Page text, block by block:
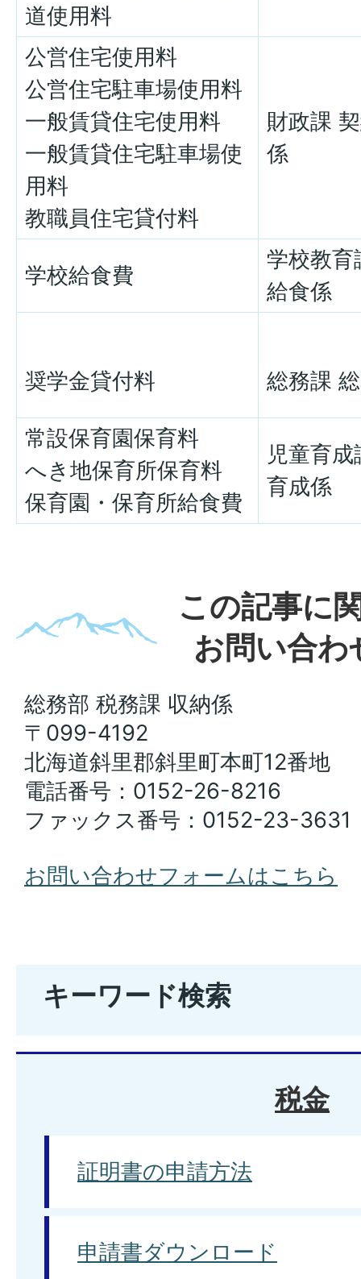
道使用料
公営住宅使用料
公営住宅駐車場使用料
一般賃貸住宅使用料
一般賃貸住宅駐車場使
用料
教職員住宅貸付料
財政課
係
学校給食費
学校教育
給食係
奨学金貸付料 総務課
常設保育園保育料
へき地保育所保育料
保育園・保育所給食費
児童育
育成係
この記事に
お問い合わ
総務部 税務課 収納係
〒099-4192
北海道斜里郡斜里町本町12番地
電話番号：0152-26-8216
ファックス番号：0152-23-3631
お問い合わせフォームはこちら
キーワード検索
税金
証明書の申請方法
申請書ダウンロード